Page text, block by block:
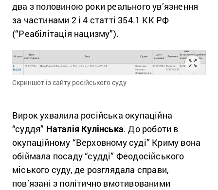
два з половиною роки реального ув’язнення
за частинами 2 і 4 статті 354.1 КК РФ
(“Реабілітація нацизму”).
Скриншот із сайту російського суду
Вирок ухвалила російська окупаційна
“суддя” Наталія Кулінська. До роботи в
окупаційному “Верховному суді” Криму вона
обіймала посаду “судді” Феодосійського
міського суду, де розглядала справи,
пов’язані з політично вмотивованими